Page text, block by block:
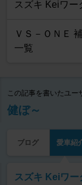
スズキ Keiワー
ＶＳ－ＯＮＥ
一覧
この記事を書いたユー
健ぼ～
ブログ 愛車紹
スズキ Keiワー